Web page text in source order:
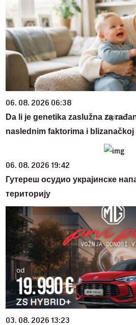
06. 08. 2026 06:38
Da li je genetika zaslužna za
naslednim faktorima i
06. 08. 2026 19:42
Гутереш осудио украјинске
територију
03. 08. 2026 13:23